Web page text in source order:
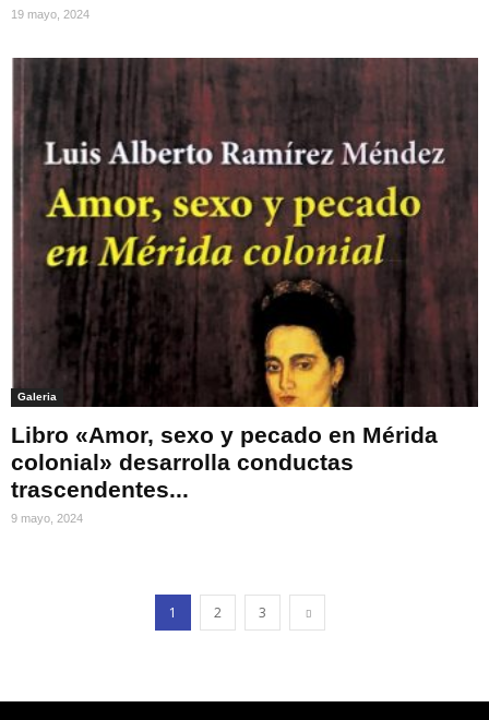
19 mayo, 2024
Galeria
Libro «Amor, sexo y pecado en Mérida
colonial» desarrolla conductas
trascendentes...
9 mayo, 2024
1 2 3